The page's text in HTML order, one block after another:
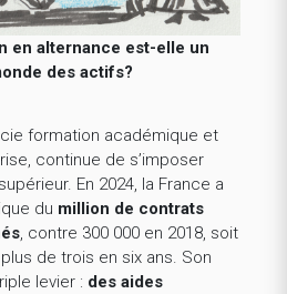
en alternance est-elle un
des actifs?
formation académique et
continue de s’imposer
En 2024, la France a
du million de contrats
, contre 300 000 en 2018, soit
de trois en six ans. Son
levier : des aides